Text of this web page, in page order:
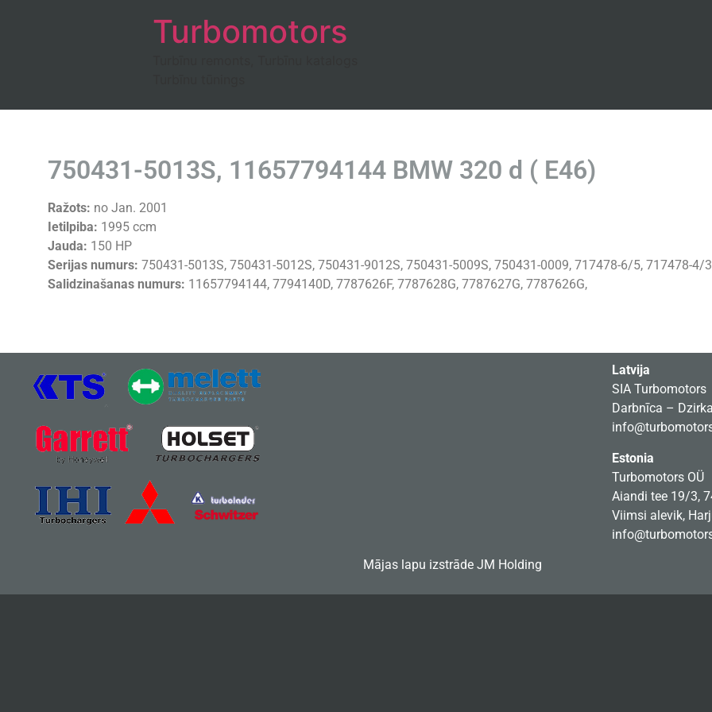
Turbomotors
750431-5013S, 11657794144 BMW 320 d ( E46)
Ražots: no Jan. 2001
Ietilpiba: 1995 ccm
Jauda: 150 HP
Serijas numurs: 750431-5013S, 750431-5012S, 750431-9012S, 750431-5009S, 750431-0009, 717478-6/5, 717478-4/
Salidzinašanas numurs: 11657794144, 7794140D, 7787626F, 7787628G, 7787627G, 7787626G,
Mājas lapu izstrāde JM Holding
Latvija
SIA Turbomotors
Darbnīca –
Estonia
Turbomotors OÜ
Aiandi tee 19/3,
Viimsi alevik,